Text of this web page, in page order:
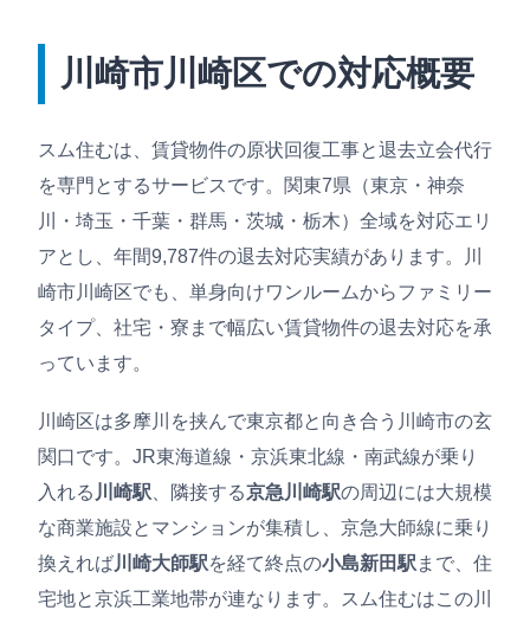
川崎市川崎区での対応概要
スム住むは、賃貸物件の原状回復工事と退去立会代行
を専門とするサービスです。関東7県（東京・神奈
川・埼玉・千葉・群馬・茨城・栃木）全域を対応エリ
アとし、年間9,787件の退去対応実績があります。川
崎市川崎区でも、単身向けワンルームからファミリー
タイプ、社宅・寮まで幅広い賃貸物件の退去対応を承
っています。
川崎区は多摩川を挟んで東京都と向き合う川崎市の玄
関口です。JR東海道線・京浜東北線・南武線が乗り
入れる 川崎駅 、隣接する京急川崎駅の周辺には大規模
な商業施設とマンションが集積し、京急大師線に乗り
換えれば川崎大師駅を経て終点の小島新田駅 まで、住
宅地と京浜工業地帯が連なります。スム住むはこの川